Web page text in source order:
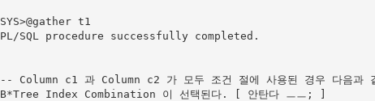
SYS>@gather t1
PL/SQL procedure successfully completed.
-- Column c1 과 Column c2 가 모두 조건 절에 사용된 경우 다음과
B*Tree Index Combination 이 선택된다. [ 안탄다 ㅡㅡ; ]